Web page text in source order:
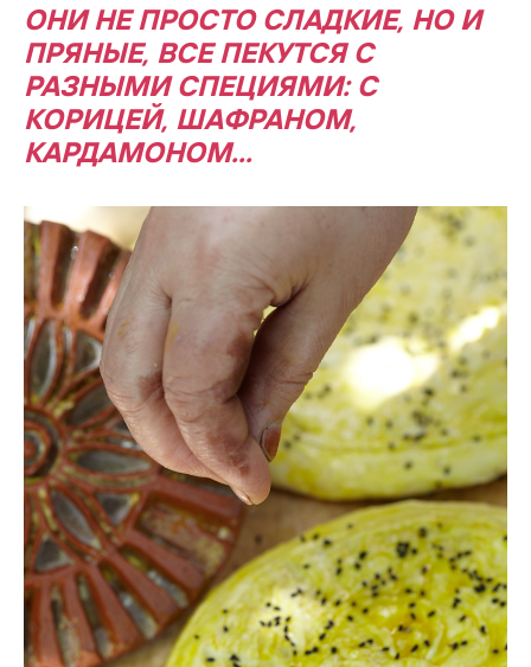
ОНИ НЕ ПРОСТО СЛАДКИЕ, НО И
ПРЯНЫЕ, ВСЕ ПЕКУТСЯ С
РАЗНЫМИ СПЕЦИЯМИ: С
КОРИЦЕЙ, ШАФРАНОМ,
КАРДАМОНОМ...